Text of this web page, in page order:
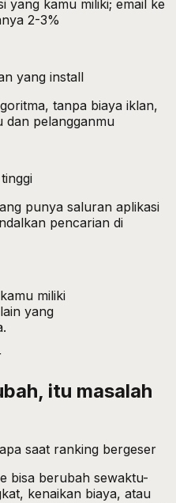
yang kamu miliki; email ke
2-3%
yang install
tanpa biaya iklan,
dan pelangganmu
punya saluran aplikasi
pencarian di
miliki
yang
itu masalah
saat ranking bergeser
bisa berubah sewaktu-
kenaikan biaya, atau